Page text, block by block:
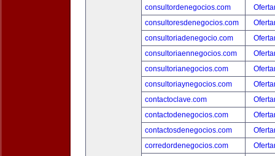
consultordenegocios.com
consultoresdenegocios.com
consultoriadenegocio.com
consultoriaennegocios.com
consultorianegocios.com
consultoriaynegocios.com
contactoclave.com
contactodenegocios.com
contactosdenegocios.com
corredordenegocios.com